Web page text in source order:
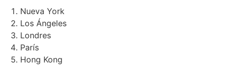
Nueva York
Los Ángeles
Londres
París
Hong Kong